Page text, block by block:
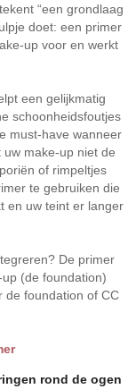
“een grondlaag
doet: een primer
up voor en werkt
een gelijkmatig
schoonheidsfoutjes
must-have wanneer
make-up niet de
of rimpeltjes
te gebruiken die
en uw teint er langer
De primer
(de foundation)
de foundation of CC
rond de ogen